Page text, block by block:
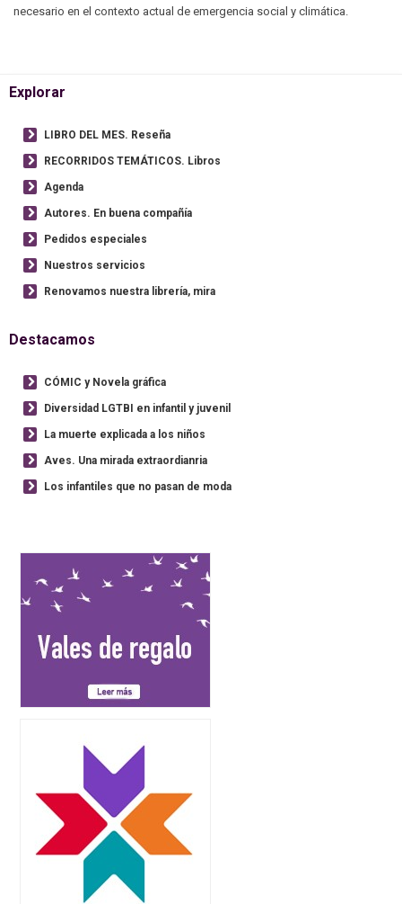
necesario en el contexto actual de emergencia social y climática.
Explorar
LIBRO DEL MES. Reseña
RECORRIDOS TEMÁTICOS. Libros
Agenda
Autores. En buena compañía
Pedidos especiales
Nuestros servicios
Renovamos nuestra librería, mira
Destacamos
CÓMIC y Novela gráfica
Diversidad LGTBI en infantil y juvenil
La muerte explicada a los niños
Aves. Una mirada extraordianria
Los infantiles que no pasan de moda